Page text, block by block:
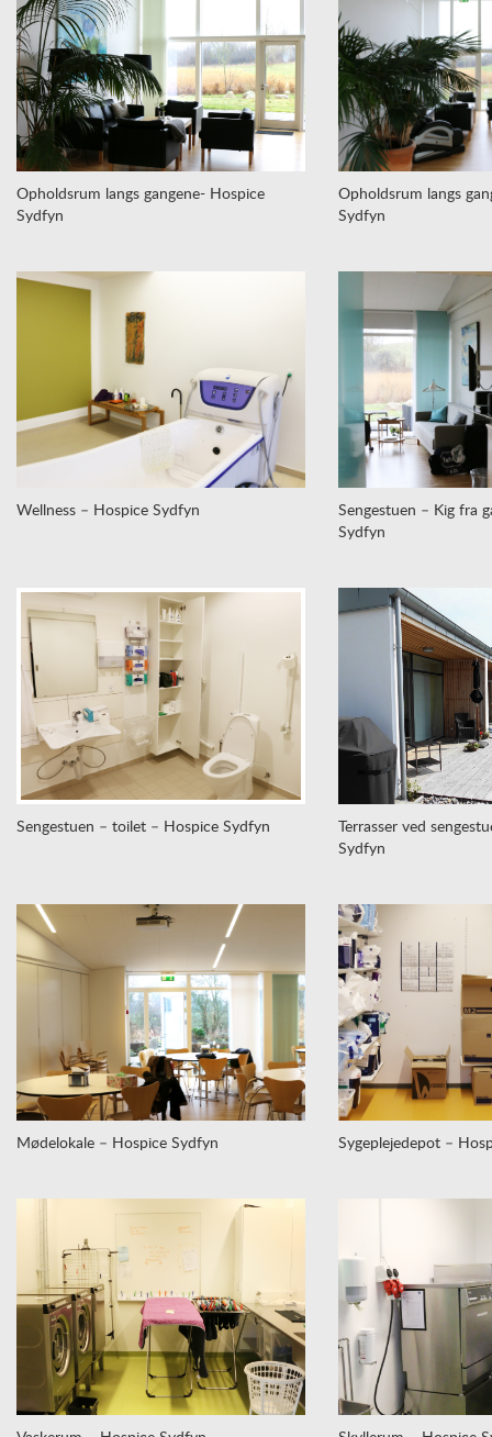
Opholdsrum langs gangene- Hospice
Sydfyn
Opholdsrum langs
Sydfyn
Wellness – Hospice Sydfyn
Sengestuen – Kig fra
Sydfyn
Sengestuen – toilet – Hospice Sydfyn
Terrasser ved
Sydfyn
Mødelokale – Hospice Sydfyn Sygeplejedepot –